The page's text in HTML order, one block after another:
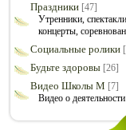
Праздники [47]
Утренники,
концерты,
Социальные ролики
Будьте здоровы [26]
Видео Школы М [7]
Видео о